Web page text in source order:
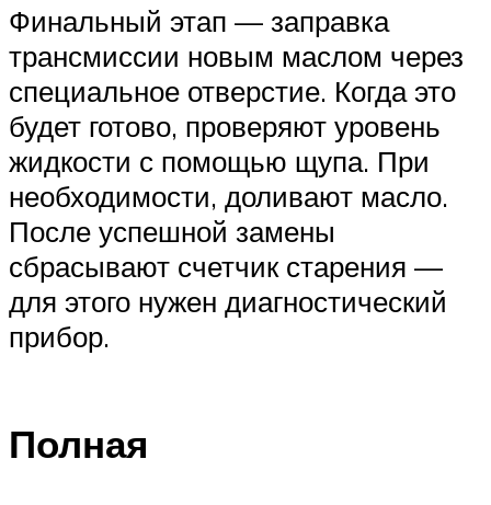
Финальный этап — заправка
трансмиссии новым маслом через
специальное отверстие. Когда это
будет готово, проверяют уровень
жидкости с помощью щупа. При
необходимости, доливают масло.
После успешной замены
сбрасывают счетчик старения —
для этого нужен диагностический
прибор.
Полная